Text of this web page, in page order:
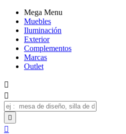
Mega Menu
Muebles
Iluminación
Exterior
Complementos
Marcas
Outlet



